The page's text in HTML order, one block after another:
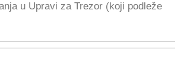
u Upravi za Trezor (koji podleže